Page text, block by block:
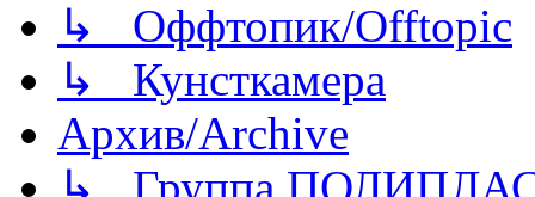
↳ Оффтопик/Offtopic
↳ Кунсткамера
Архив/Archive
↳ Группа